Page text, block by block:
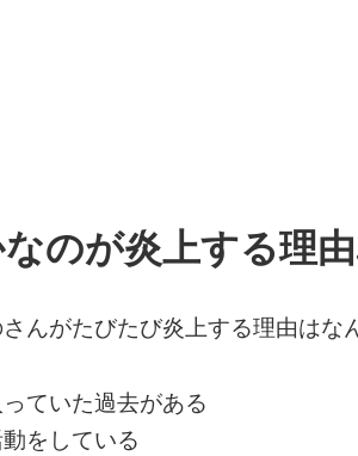
のが炎上する理由
んがたびたび炎上する理由はな
ていた過去がある
をしている